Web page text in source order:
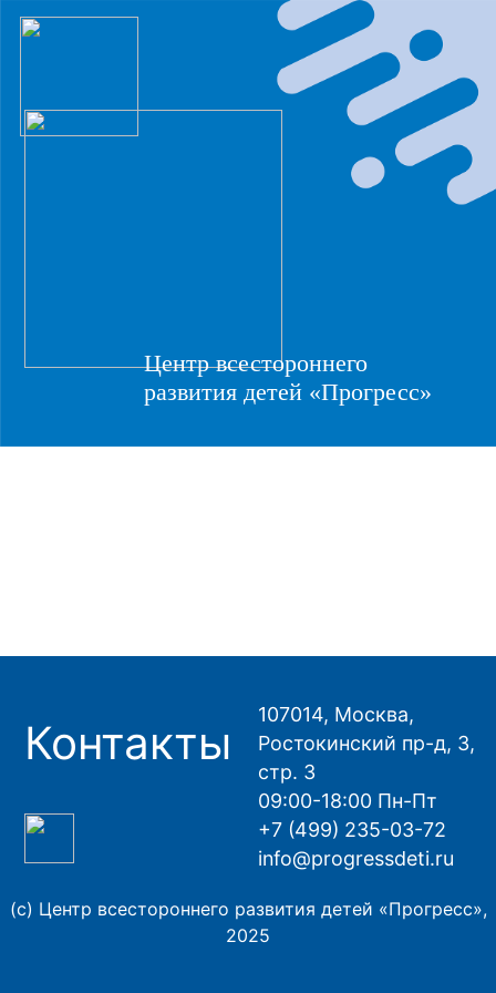
Центр всестороннего
развития детей «Прогресс»
Контакты
107014, Москва,
Ростокинский пр-д, 3,
стр. 3
09:00-18:00 Пн-Пт
+7 (499) 235-03-72
info@progressdeti.ru
(с) Центр всестороннего развития детей «Прогресс»,
2025